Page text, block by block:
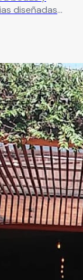
diseñadas
beneficio.
personas,
área de
de limpieza